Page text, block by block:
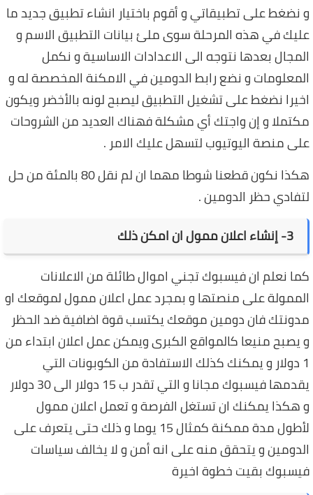
و نضغط على تطبيقاتي و أقوم باختيار انشاء تطبيق جديد ما
عليك في هذه المرحلة سوى ملئ بيانات التطبيق الاسم و
المجال بعدها نتوجه الى الاعدادات الاساسية و نكمل
المعلومات و نضع رابط الدومين في الامكنة المخصصة له و
اخيرا نضغط على تشغيل التطبيق ليصبح لونه بالأخضر ويكون
مكتملا و إن واجتك أي مشكلة فهناك العديد من الشروحات
على منصة اليوتيوب لتسهل عليك الامر .
هكذا نكون قطعنا شوطا مهما ان لم نقل 80 بالمئة من حل
لتفادي حظر الدومين .
3- إنشاء اعلان ممول ان امكن ذلك
كما نعلم ان فيسبوك تجني اموال طائلة من الاعلانات
الممولة على منصتها و بمجرد عمل اعلان ممول لموقعك او
مدونتك فان دومين موقعك يكتسب قوة اضافية ضد الحظر
و يصبح منيعا كالمواقع الكبرى ويمكن عمل اعلان ابتداء من
1 دولار و يمكنك كذلك الاستفادة من الكوبونات التي
يقدمها فيسبوك مجانا و التي تقدر ب 15 دولار الى 30 دولار
و هكذا يمكنك ان تستغل الفرصة و تعمل اعلان ممول
لأطول مدة ممكنة كمثال 15 يوما و ذلك حتى يتعرف على
الدومين و يتحقق منه على انه أمن و لا يخالف سياسات
فيسبوك بقيت خطوة اخيرة